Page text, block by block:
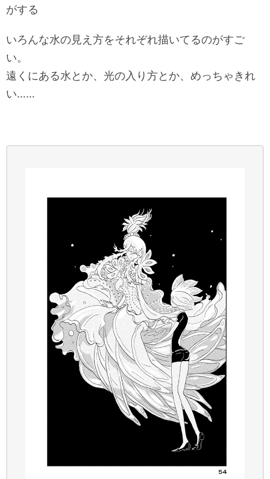
がする
いろんな水の見え方をそれぞれ描いてるのがすご
い。
遠くにある水とか、光の入り方とか、めっちゃきれ
い……